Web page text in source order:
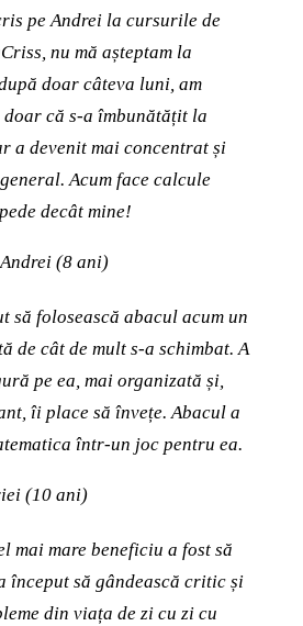
pe Andrei la cursurile de
nu mă așteptam la
doar câteva luni, am
doar că s-a îmbunătățit la
a devenit mai concentrat și
Acum face calcule
decât mine!
(8 ani)
să folosească abacul acum un
de cât de mult s-a schimbat. A
pe ea, mai organizată și,
îi place să învețe. Abacul a
într-un joc pentru ea.
(10 ani)
mai mare beneficiu a fost să
început să gândească critic și
din viața de zi cu zi cu